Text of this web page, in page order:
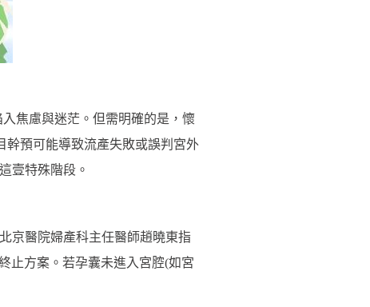
焦慮與迷茫。但需明確的是，懷
幹預可能導致流產失敗或誤判宮外
壹特殊階段。
京醫院婦產科主任醫師趙曉東指
止方案。若孕囊未進入宮腔(如宮